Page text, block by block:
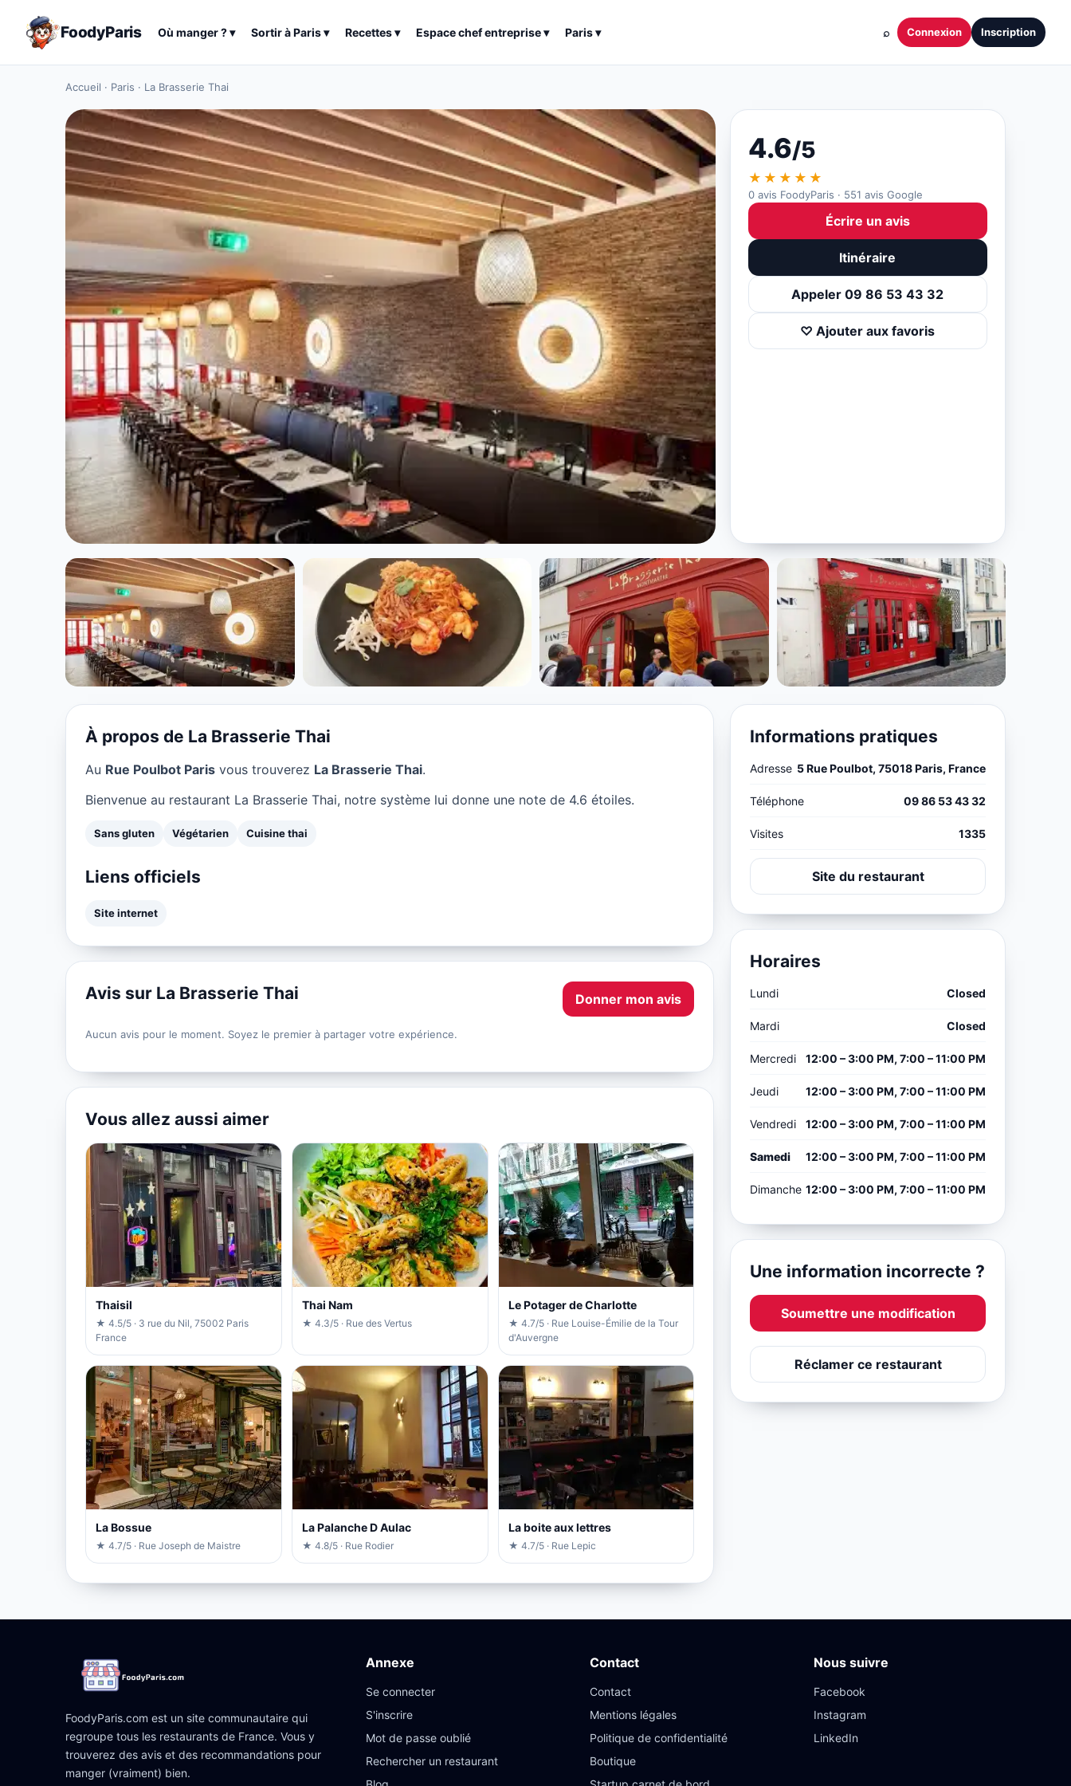
FoodyParis Où manger ?▾ Sortir àParis▾ Recettes▾ Espace chef entreprise▾ Paris▾ ⌕ Connexion Inscription
Accueil · Paris · La Brasserie Thai
SANS GLUTEN
La Brasserie Thai à Paris
★ 4.6/5
4.6/5
★★★★★
0 avis FoodyParis · 551 avis Google
Écrire un avis
Itinéraire
Appeler 09 86 53 43 32
♡ Ajouter aux favoris
À propos de La Brasserie Thai
Au Rue Poulbot Paris vous trouverez La Brasserie Thai.
Bienvenue au restaurant La Brasserie Thai, notre système lui donne une note de 4.6 étoiles.
Sans gluten Végétarien Cuisine thai
Liens officiels
Site internet
Avis sur La Brasserie Thai Donner mon avis
Aucun avis pour le moment. Soyez le premier à partager votre expérience.
Vous allez aussi aimer
Thaisil
★ 4.5/5 · 3 rue du Nil, 75002 Paris
France
Thai Nam
★ 4.3/5 · Rue des Vertus
Le Potager de Charlotte
★ 4.7/5 · Rue Louise-Émilie de la Tour
d'Auvergne
La Bossue
★ 4.7/5 · Rue Joseph de Maistre
La Palanche D Aulac
★ 4.8/5 · Rue Rodier
La boite aux lettres
★ 4.7/5 · Rue Lepic
Informations pratiques
Adresse 5 Rue Poulbot, 75018 Paris, France
Téléphone 09 86 53 43 32
Visites 1335
Site du restaurant
Horaires
Lundi Closed
Mardi Closed
Mercredi 12:00 – 3:00 PM, 7:00 – 11:00 PM
Jeudi 12:00 – 3:00 PM, 7:00 – 11:00 PM
Vendredi 12:00 – 3:00 PM, 7:00 – 11:00 PM
Samedi 12:00 – 3:00 PM, 7:00 – 11:00 PM
Dimanche 12:00 – 3:00 PM, 7:00 – 11:00 PM
Une information incorrecte ?
Soumettre une modification
Réclamer ce restaurant
FoodyParis.com est un site communautaire qui
regroupe tous les restaurants de France. Vous y
trouverez des avis et des recommandations pour
manger (vraiment) bien.
Annexe
Se connecter
S'inscrire
Mot de passe oublié
Rechercher un restaurant
Contact
Contact
Mentions légales
Politique de confidentialité
Boutique
Nous suivre
Facebook
Instagram
LinkedIn